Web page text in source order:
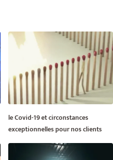
le Covid-19 et circonstances
exceptionnelles pour nos clients